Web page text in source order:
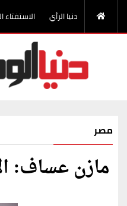
دنيا الرأي
مصر
مازن عساف: